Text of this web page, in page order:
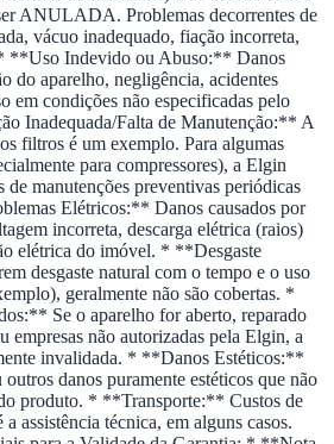
ANULADA. Problemas decorrentes de
vácuo inadequado, fiação incorreta,
**Uso Indevido ou Abuso:** Danos
do aparelho, negligência, acidentes
em condições não especificadas pelo
Inadequada/Falta de Manutenção:** A
filtros é um exemplo. Para algumas
para compressores), a Elgin
manutenções preventivas periódicas
Elétricos:** Danos causados por
incorreta, descarga elétrica (raios)
elétrica do imóvel. * **Desgaste
desgaste natural com o tempo e o uso
geralmente não são cobertas. *
Se o aparelho for aberto, reparado
empresas não autorizadas pela Elgin, a
invalidada. * **Danos Estéticos:**
danos puramente estéticos que não
produto. * **Transporte:** Custos de
assistência técnica, em alguns casos.